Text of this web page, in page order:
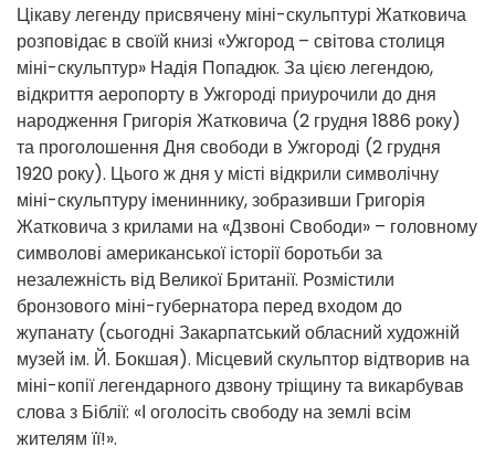
Цікаву легенду присвячену міні-скульптурі Жатковича
розповідає в своїй книзі «Ужгород – світова столиця
міні-скульптур» Надія Попадюк. За цією легендою,
відкриття аеропорту в Ужгороді приурочили до дня
народження Григорія Жатковича (2 грудня 1886 року)
та проголошення Дня свободи в Ужгороді (2 грудня
1920 року). Цього ж дня у місті відкрили символічну
міні-скульптуру імениннику, зобразивши Григорія
Жатковича з крилами на «Дзвоні Свободи» – головному
символові американської історії боротьби за
незалежність від Великої Британії. Розмістили
бронзового міні-губернатора перед входом до
жупанату (сьогодні Закарпатський обласний художній
музей ім. Й. Бокшая). Місцевий скульптор відтворив на
міні-копії легендарного дзвону тріщину та викарбував
слова з Біблії: «І оголосіть свободу на землі всім
жителям її!».